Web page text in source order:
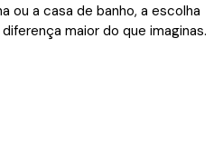
ou a casa de banho, a escolha
maior do que imaginas.